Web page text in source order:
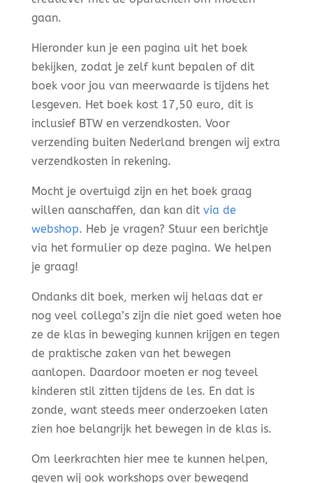
gaan.
Hieronder kun je een pagina uit het boek
bekijken, zodat je zelf kunt bepalen of dit
boek voor jou van meerwaarde is tijdens het
lesgeven. Het boek kost 17,50 euro, dit is
inclusief BTW en verzendkosten. Voor
verzending buiten Nederland brengen wij extra
verzendkosten in rekening.
Mocht je overtuigd zijn en het boek graag
willen aanschaffen, dan kan dit via de
webshop. Heb je vragen? Stuur een berichtje
via het formulier op deze pagina. We helpen
je graag!
Ondanks dit boek, merken wij helaas dat er
nog veel collega’s zijn die niet goed weten hoe
ze de klas in beweging kunnen krijgen en tegen
de praktische zaken van het bewegen
aanlopen. Daardoor moeten er nog teveel
kinderen stil zitten tijdens de les. En dat is
zonde, want steeds meer onderzoeken laten
zien hoe belangrijk het bewegen in de klas is.
Om leerkrachten hier mee te kunnen helpen,
geven wij ook workshops over bewegend